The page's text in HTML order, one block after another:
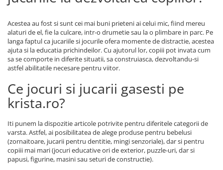
Acestea au fost si sunt cei mai buni prieteni ai celui mic, fiind mereu
alaturi de el, fie la culcare, intr-o drumetie sau la o plimbare in parc. Pe
langa faptul ca jucariile si jocurile ofera momente de distractie, acestea
ajuta si la educatia prichindeilor. Cu ajutorul lor, copiii pot invata cum
sa se comporte in diferite situatii, sa construiasca, dezvoltandu-si
astfel abilitatile necesare pentru viitor.
Ce jocuri si jucarii gasesti pe
krista.ro?
Iti punem la dispozitie articole potrivite pentru diferitele categorii de
varsta. Astfel, ai posibilitatea de alege produse pentru bebelusi
(zornaitoare, jucarii pentru dentitie, mingi senzoriale), dar si pentru
copiii mai mari (jocuri educative ori de exterior, puzzle-uri, dar si
papusi, figurine, masini sau seturi de constructie).